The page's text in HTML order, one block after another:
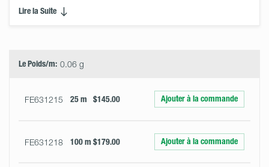
Lire la Suite
Le Poids/m: 0.06 g
FE631215 25 m $145.00 Ajouter à la commande
FE631218 100 m $179.00 Ajouter à la commande